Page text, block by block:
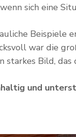
sich eine
war die
starkes Bild,
und